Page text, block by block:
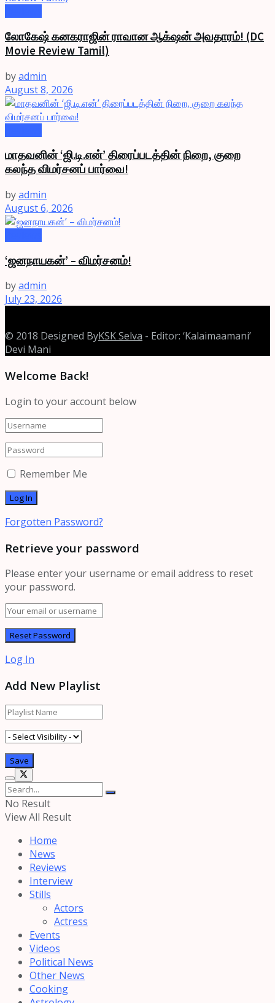
லோகேஷ் கனகராஜின் ராவான ஆக்‌ஷன் அவதாரம்! (DC
Movie Review Tamil)
byadmin
August 8, 2026
மாதவனின் ‘ஜி.டி.என்’ திரைப்படத்தின் நிறை, குறை
கலந்த விமர்சனப் பார்வை!
byadmin
August 6, 2026
‘ஜனநாயகன்’ – விமர்சனம்!
byadmin
July 23, 2026
© 2018 Designed ByKSK Selva - Editor: ‘Kalaimaamani’
Devi Mani
Welcome Back!
Login to your account below
Remember Me
Forgotten Password?
Retrieve your password
Please enter your username or email address to reset
your password.
Log In
Add New Playlist
No Result
View All Result
Home
News
Reviews
Interview
Stills
Actors
Actress
Events
Videos
Political News
Other News
Cooking